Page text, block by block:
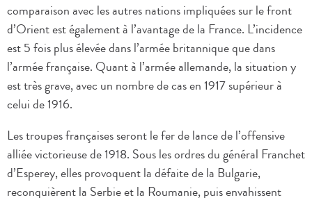
comparaison avec les autres nations impliquées sur le front
d’Orient est également à l’avantage de la France. L’incidence
est 5 fois plus élevée dans l’armée britannique que dans
l’armée française. Quant à l’armée allemande, la situation y
est très grave, avec un nombre de cas en 1917 supérieur à
celui de 1916.
Les troupes françaises seront le fer de lance de l’offensive
alliée victorieuse de 1918. Sous les ordres du général Franchet
d’Esperey, elles provoquent la défaite de la Bulgarie,
reconquièrent la Serbie et la Roumanie, puis envahissent